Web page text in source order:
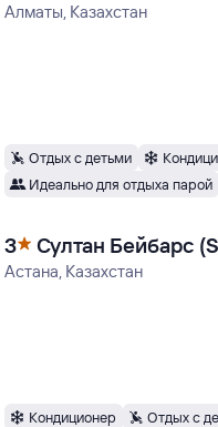
Алматы, Казахстан
Отдых с детьми
Идеально для отдыха парой
3 Султан Бейбарс
Астана, Казахстан
Кондиционер Отдых с